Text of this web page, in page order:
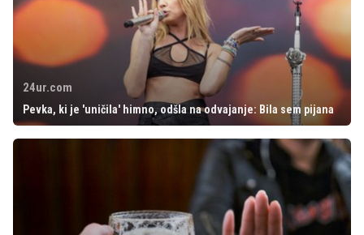
24ur.com
Pevka, ki je 'uničila' himno, odšla na odvajanje: Bila sem pijana